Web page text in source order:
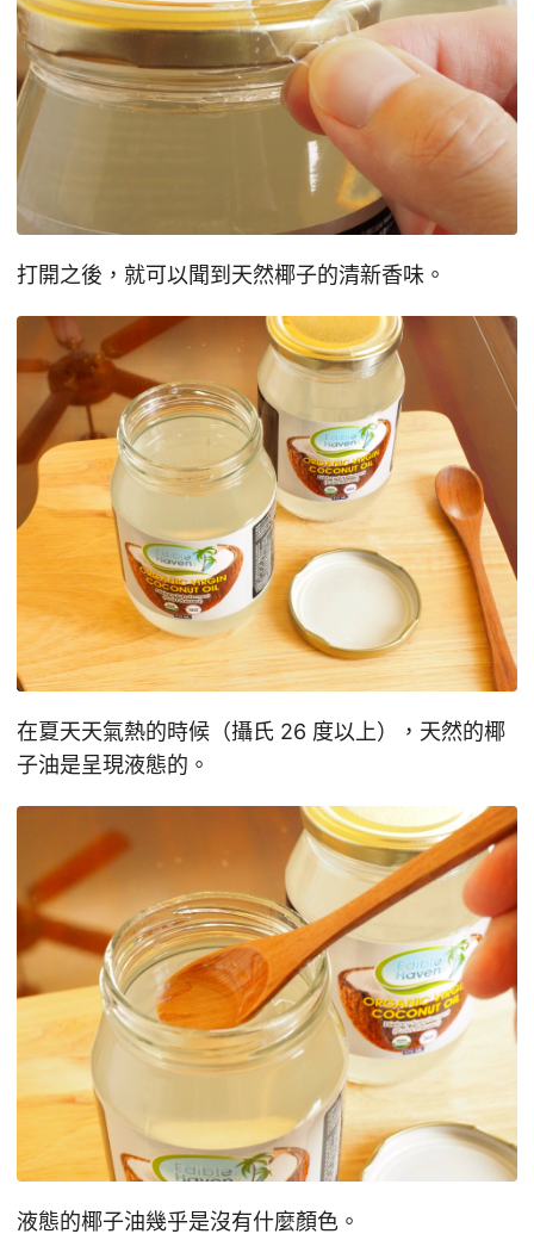
打開之後，就可以聞到天然椰子的清新香味。
在夏天天氣熱的時候（攝氏 26 度以上），天然的椰
子油是呈現液態的。
液態的椰子油幾乎是沒有什麼顏色。